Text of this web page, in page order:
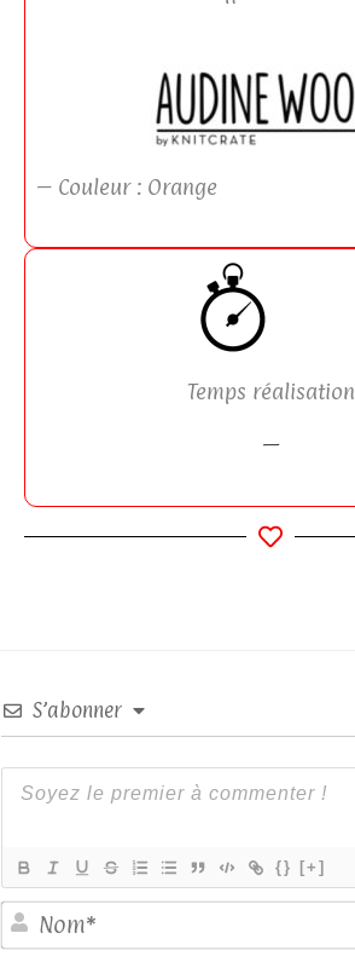
– Couleur : Orange
Temps réalisation
—
S’abonner
{} [+]